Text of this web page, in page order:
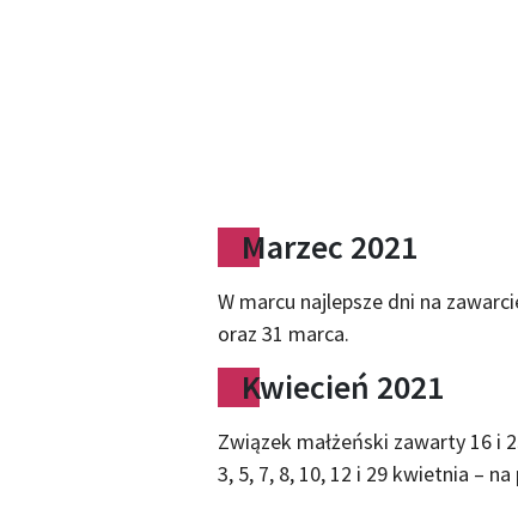
Marzec 2021
W marcu najlepsze dni na
oraz 31 marca.
Kwiecień 2021
Związek małżeński zawarty 16 i
3, 5, 7, 8, 10, 12 i 29 kwietnia – na